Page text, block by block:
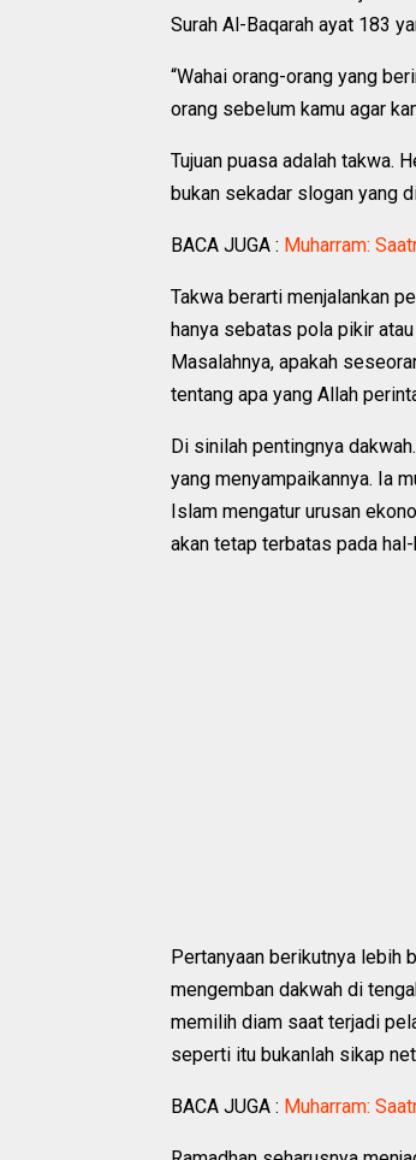
Surah Al-Baqarah ayat 183
“Wahai orang-orang yang
orang sebelum kamu agar
Tujuan puasa adalah takwa.
bukan sekadar slogan yang
BACA JUGA : Muharram:
Takwa berarti menjalankan
hanya sebatas pola pikir
Masalahnya, apakah
tentang apa yang Allah
Di sinilah pentingnya
yang menyampaikannya. Ia
Islam mengatur urusan
akan tetap terbatas pada
Pertanyaan berikutnya lebih
mengemban dakwah di
memilih diam saat terjadi
seperti itu bukanlah sikap
BACA JUGA : Muharram: